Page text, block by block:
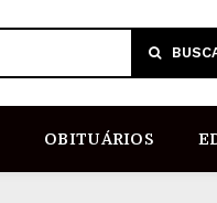
OBITUÁRIOS